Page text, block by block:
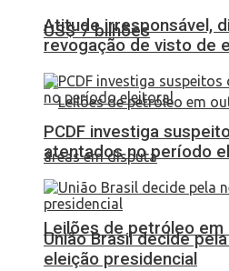
US$ 7 bilhões
Leilões de petróleo
Atitude irresponsável,
revogação de visto de
PCDF investiga
atentados no período
União Brasil decide
eleição presidencial